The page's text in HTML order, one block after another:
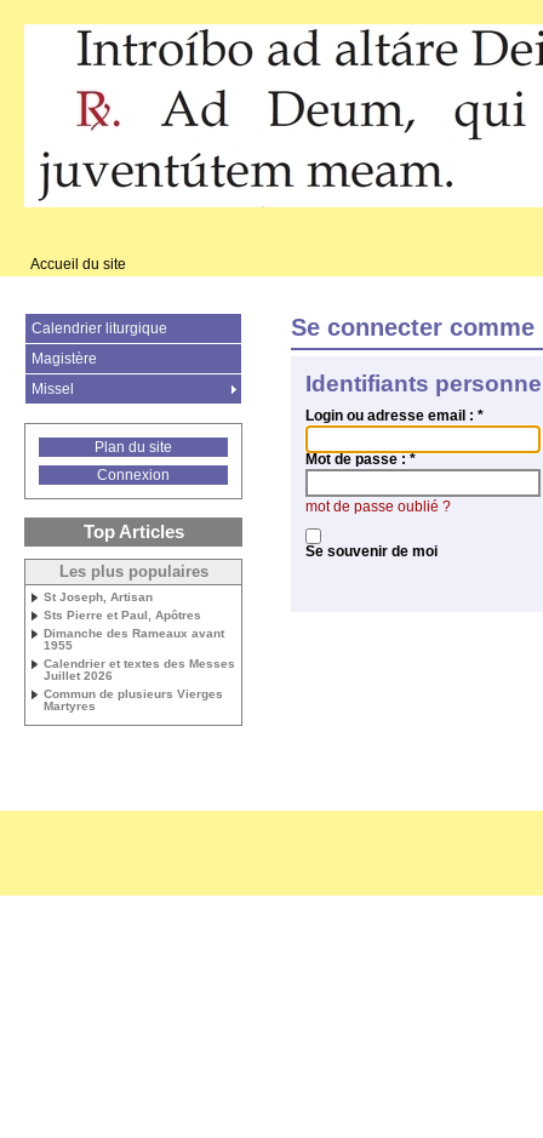
Accueil du site
Se connecter
Identifiants
Login ou adresse email : *
Mot de passe :*
mot de passe oublié ?
Se souvenir de moi
Calendrier liturgique
Magistère
Missel
Plan du site
Connexion
Top Articles
Les plus populaires
St Joseph, Artisan
Sts Pierre et Paul, Apôtres
Dimanche des Rameaux avant
1955
Calendrier et textes des Messes
Juillet 2026
Commun de plusieurs Vierges
Martyres